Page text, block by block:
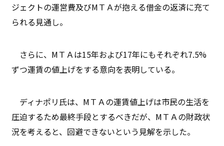
ジェクトの運営費及びMＴＡが抱える借金の返済に充て
られる見通し。
さらに、MＴＡは15年および17年にもそれぞれ7.5%
ずつ運賃の値上げをする意向を表明している。
ディナポリ氏は、MＴＡの運賃値上げは市民の生活を
圧迫するため最終手段とするべきだが、MＴＡの財政状
況を考えると、回避できないという見解を示した。